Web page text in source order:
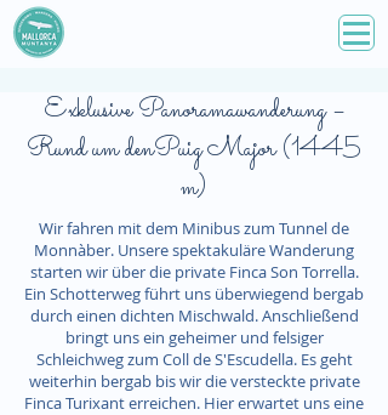
Exklusive Panoramawanderung –
Rund um denPuig Major (1445
m)
Wir fahren mit dem Minibus zum Tunnel de
Monnàber. Unsere spektakuläre Wanderung
starten wir über die private Finca Son Torrella.
Ein Schotterweg führt uns überwiegend bergab
durch einen dichten Mischwald. Anschließend
bringt uns ein geheimer und felsiger
Schleichweg zum Coll de S'Escudella. Es geht
weiterhin bergab bis wir die versteckte private
Finca Turixant erreichen. Hier erwartet uns eine